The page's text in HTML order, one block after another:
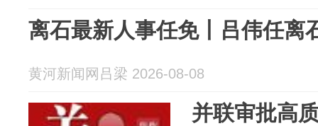
离石最新人事任免丨吕伟任离
黄河新闻网吕梁 2026-08-08
并联审批高